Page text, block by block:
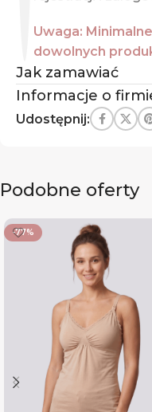
Uwaga:
dowolnych
Jak zamawiać
Informacje o
Udostępnij:
Podobne oferty
-77%